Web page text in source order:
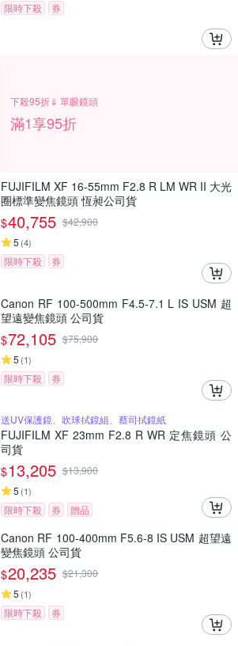
限時下殺
券
下殺95折⇓ 單眼鏡頭
滿1享95折
FUJIFILM XF 16-55mm F2.8 R LM WR II 大光
圈標準變焦鏡頭 恆昶公司貨
$40,755 $42,900
5 (4)
限時下殺 券
Canon RF 100-500mm F4.5-7.1 L IS USM 超
望遠變焦鏡頭 公司貨
$72,105 $75,900
5 (1)
限時下殺 券
送UV保護鏡、吹球拭鏡組、蔡司拭鏡紙
FUJIFILM XF 23mm F2.8 R WR 定焦鏡頭 公
司貨
$13,205 $13,900
5 (1)
限時下殺 券 贈品
Canon RF 100-400mm F5.6-8 IS USM 超望遠
變焦鏡頭 公司貨
$20,235 $21,300
5 (1)
限時下殺 券